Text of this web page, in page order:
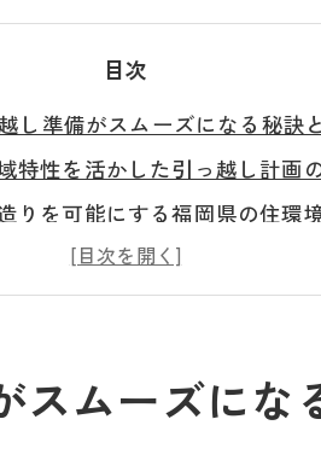
目次
し準備がスムーズになる秘訣
特性を活かした引っ越し計画
りを可能にする福岡県の住環
選びで失敗しないためのポイン
便利な引っ越し資材の調達先
越しを支える地域サービスの
スムーズにな